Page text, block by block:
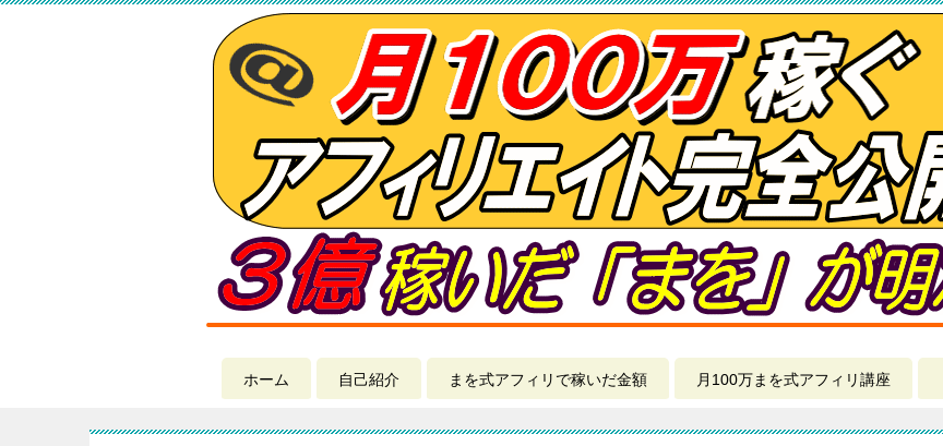
ホーム 自己紹介 まを式アフィリで稼いだ金額 月100万まを式アフィリ講座